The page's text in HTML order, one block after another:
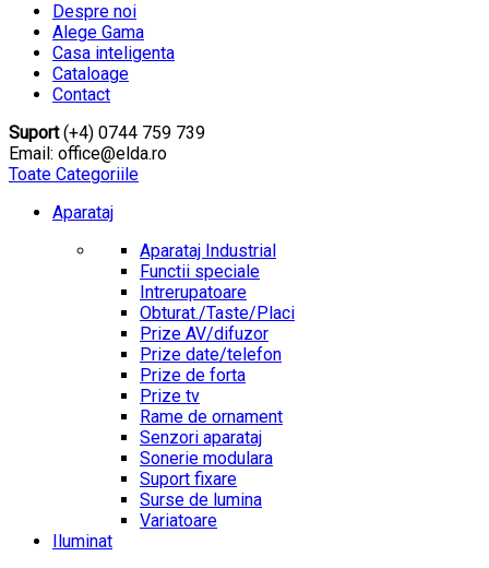
Despre noi
Alege Gama
Casa inteligenta
Cataloage
Contact
Suport(+4) 0744 759 739
Email: office@elda.ro
Toate Categoriile
Aparataj
Aparataj Industrial
Functii speciale
Intrerupatoare
Obturat./Taste/Placi
Prize AV/difuzor
Prize date/telefon
Prize de forta
Prize tv
Rame de ornament
Senzori aparataj
Sonerie modulara
Suport fixare
Surse de lumina
Variatoare
Iluminat